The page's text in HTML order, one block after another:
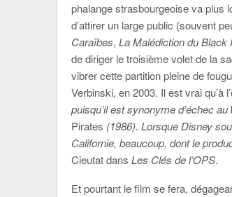
phalange strasbourgeoise va plus
d’attirer un large public (souvent
Caraïbes, La Malédiction du Black
de diriger le troisième volet de la
vibrer cette partition pleine de
Verbinski, en 2003. Il est vrai qu’à
puisqu’il est synonyme d’échec au
Pirates (1986). Lorsque Disney
Californie, beaucoup, dont le
Cieutat dans Les Clés de l’OPS.
Et pourtant le film se fera,